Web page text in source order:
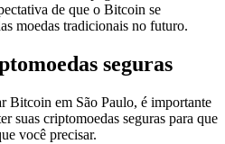
de que o Bitcoin se
moedas tradicionais no futuro.
seguras
Bitcoin em São Paulo, é importante
suas criptomoedas seguras para que
você precisar.